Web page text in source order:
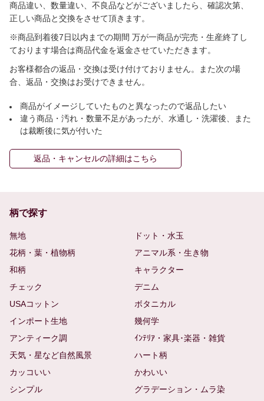
商品違い、数量違い、不良品などがございましたら、確認次第、
正しい商品と交換をさせて頂きます。
※商品到着後7日以内までの期間 万が一商品が完売・生産終了し
ております場合は商品代金を返金させていただきます。
お客様都合の返品・交換は受け付けておりません。また次の場
合、返品・交換はお受けできません。
商品がイメージしていたものと異なったので返品したい
違う商品・汚れ・数量不足があったが、水通し・洗濯後、また
は裁断後に気が付いた
返品・キャンセルの詳細はこちら
柄で探す
無地
ドット・水玉
花柄・葉・植物柄
アニマル系・生き物
和柄
キャラクター
チェック
デニム
USAコットン
ボタニカル
インポート生地
幾何学
アンティーク調
ｲﾝﾃﾘｱ・家具･楽器・雑貨
天気・星など自然風景
ハート柄
カッコいい
かわいい
シンプル
グラデーション・ムラ染